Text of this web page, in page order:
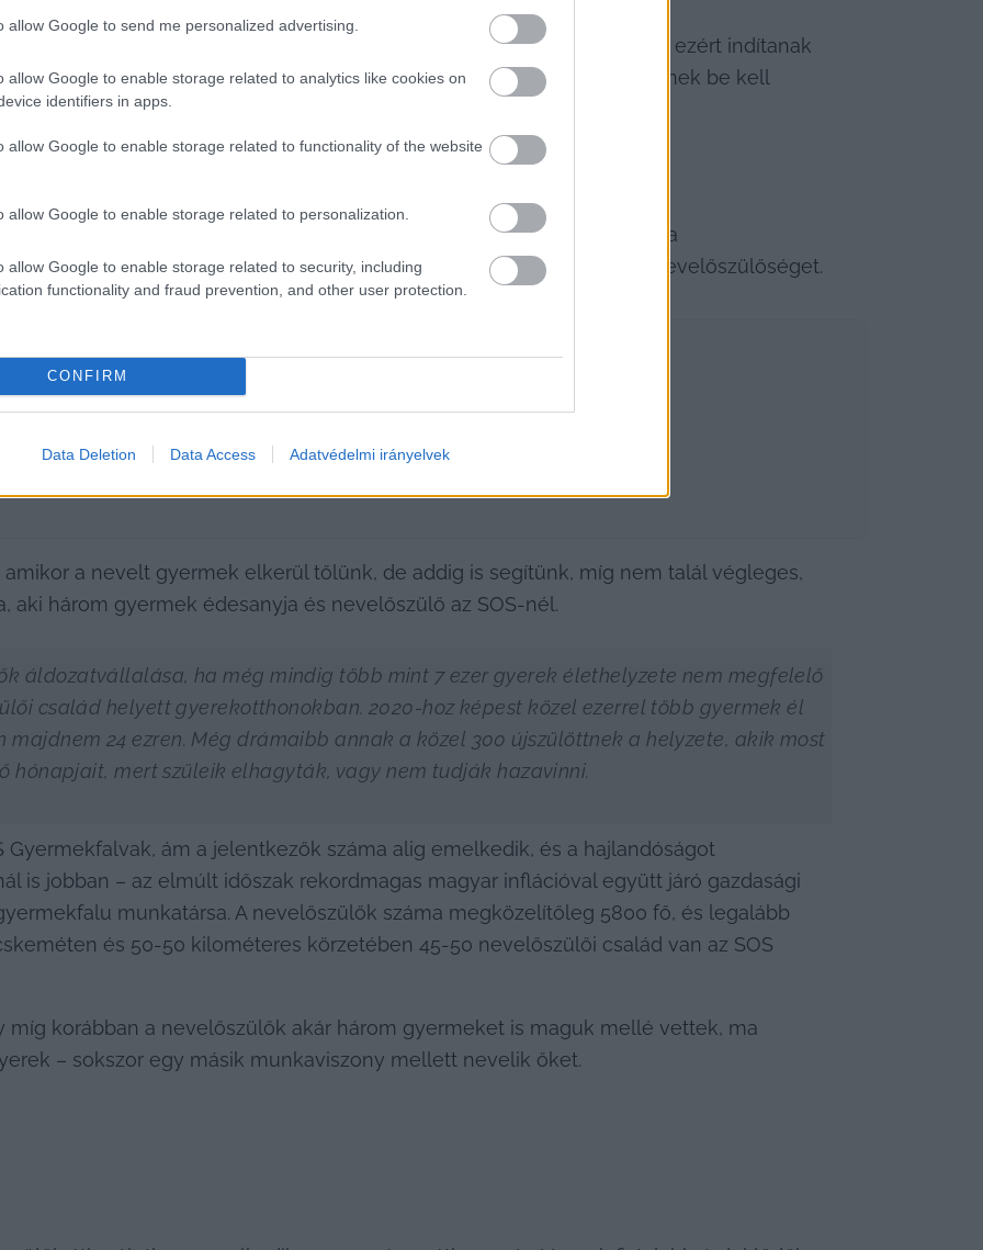
allow Google to send me personalized advertising.
allow Google to enable storage related to analytics like cookies on
identifiers in apps.
allow Google to enable storage related to functionality of the website
allow Google to enable storage related to personalization.
allow Google to enable storage related to security, including
functionality and fraud prevention, and other user protection.
CONFIRM
Data Deletion Data Access Adatvédelmi irányelvek
nem áll rendelkezésre, többnyire saját erőforrásból kell megoldaniuk, ezért indítanak
– negyvenezer forint – képzési díj, amit a nevelőszülő jelölteknek be kell
programján keresztül lesz nevelőszülő, az összeget visszakapja.
és gyermekkoromtól fogva természetes volt számomra ez a fajta
nevelek nevelőszülőként – meséli Szabolcs, miért választotta a nevelőszülőséget.
amikor a nevelt gyermek elkerül tőlünk, de addig is segítünk, míg nem talál végleges,
aki három gyermek édesanyja és nevelőszülő az SOS-nél.
áldozatvállalása, ha még mindig több mint 7 ezer gyerek élethelyzete nem megfelelő
család helyett gyerekotthonokban. 2020-hoz képest közel ezerrel több gyermek él
majdnem 24 ezren. Még drámaibb annak a közel 300 újszülöttnek a helyzete, akik most
hónapjait, mert szüleik elhagyták, vagy nem tudják hazavinni.
Gyermekfalvak, ám a jelentkezők száma alig emelkedik, és a hajlandóságot
is jobban – az elmúlt időszak rekordmagas magyar inflációval együtt járó gazdasági
munkatársa. A nevelőszülők száma megközelítőleg 5800 fő, és legalább
és 50-50 kilométeres körzetében 45-50 nevelőszülői család van az SOS
míg korábban a nevelőszülők akár három gyermeket is maguk mellé vettek, ma
– sokszor egy másik munkaviszony mellett nevelik őket.